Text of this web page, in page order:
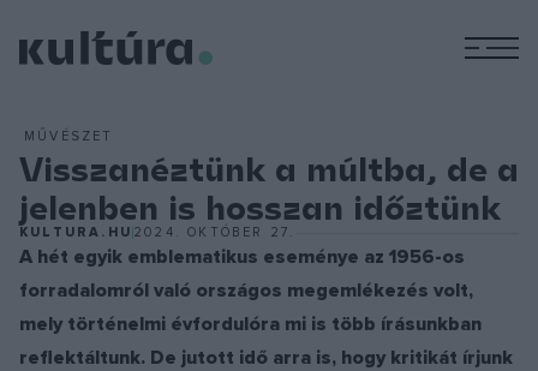
MŰVÉSZET
Visszanéztünk a múltba, de a
jelenben is hosszan időztünk
KULTURA.HU 2024. OKTÓBER 27.
A hét egyik emblematikus eseménye az 1956-os
forradalomról való országos megemlékezés volt,
mely történelmi évfordulóra mi is több írásunkban
reflektáltunk. De jutott idő arra is, hogy kritikát írjunk